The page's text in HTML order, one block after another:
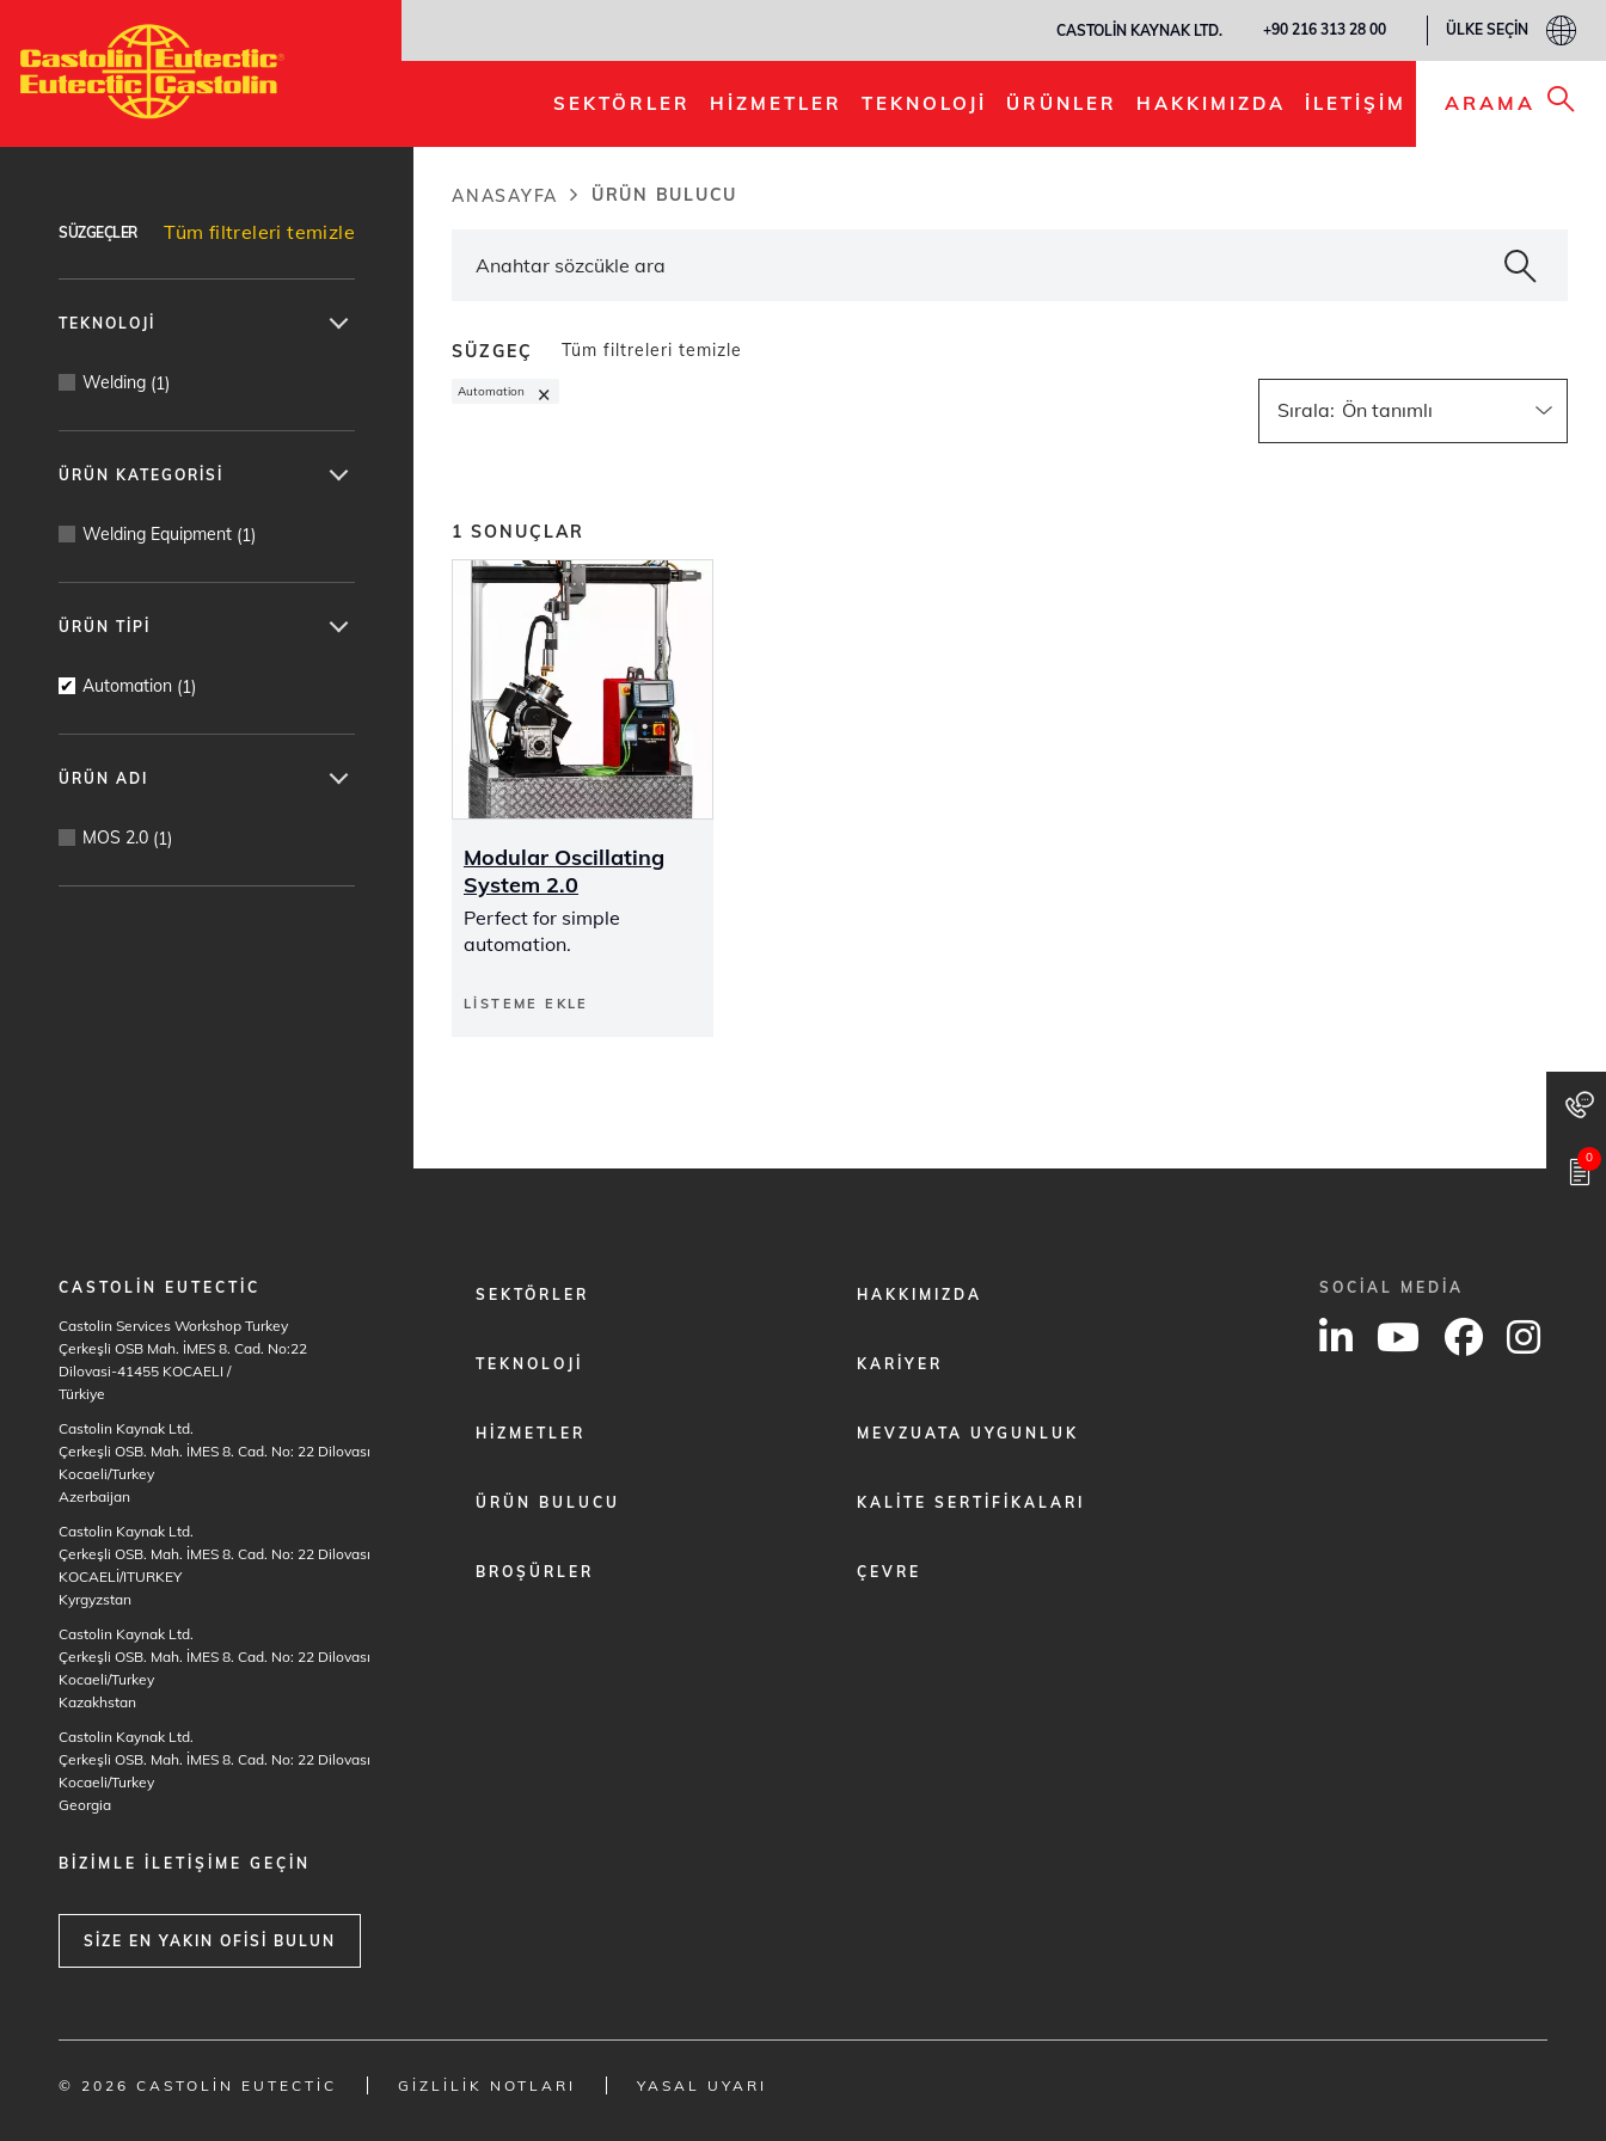
içeriğe
atla
CASTOLIN KAYNAK LTD. +90 216 313 28 00 ÜLKE SEÇIN
SEKTÖRLER HIZMETLER TEKNOLOJI ÜRÜNLER HAKKIMIZDA İLETIŞIM ARAMA
0
SÜZGEÇLER Tüm filtreleri temizle
TEKNOLOJI
Welding (1)
ÜRÜN KATEGORISI
Welding Equipment (1)
ÜRÜN TIPI
Automation (1)
ÜRÜN ADI
MOS 2.0 (1)
ANASAYFA ÜRÜN BULUCU
SÜZGEÇ Tüm filtreleri temizle
Automation ×
Sırala:
1 SONUÇLAR
Modular Oscillating
System 2.0
Perfect for simple
automation.
LISTEME EKLE
CASTOLIN EUTECTIC
Castolin Services Workshop Turkey
Çerkeşli OSB Mah. İMES 8. Cad. No:22
Dilovasi-41455 KOCAELI /
Türkiye
Castolin Kaynak Ltd.
Çerkeşli OSB. Mah. İMES 8. Cad. No: 22 Dilovası
Kocaeli/Turkey
Azerbaijan
Castolin Kaynak Ltd.
Çerkeşli OSB. Mah. İMES 8. Cad. No: 22 Dilovası
KOCAELİ/ITURKEY
Kyrgyzstan
Castolin Kaynak Ltd.
Çerkeşli OSB. Mah. İMES 8. Cad. No: 22 Dilovası
Kocaeli/Turkey
Kazakhstan
Castolin Kaynak Ltd.
Çerkeşli OSB. Mah. İMES 8. Cad. No: 22 Dilovası
Kocaeli/Turkey
Georgia
BIZIMLE ILETIŞIME GEÇIN
SIZE EN YAKIN OFISI BULUN
FOOTER
SEKTÖRLER
TEKNOLOJI
HIZMETLER
ÜRÜN BULUCU
BROŞÜRLER
FOOTER
HAKKIMIZDA
KARIYER
MEVZUATA UYGUNLUK
KALITE SERTIFIKALARI
ÇEVRE
SOCIAL MEDIA
© 2026 CASTOLIN EUTECTIC GIZLILIK NOTLARI YASAL UYARI